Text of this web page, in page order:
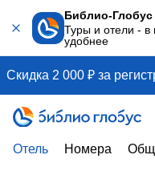
Библио-Глобус
Туры и отели - в
удобнее
Скидка 2 000 ₽ за
Отель Номера